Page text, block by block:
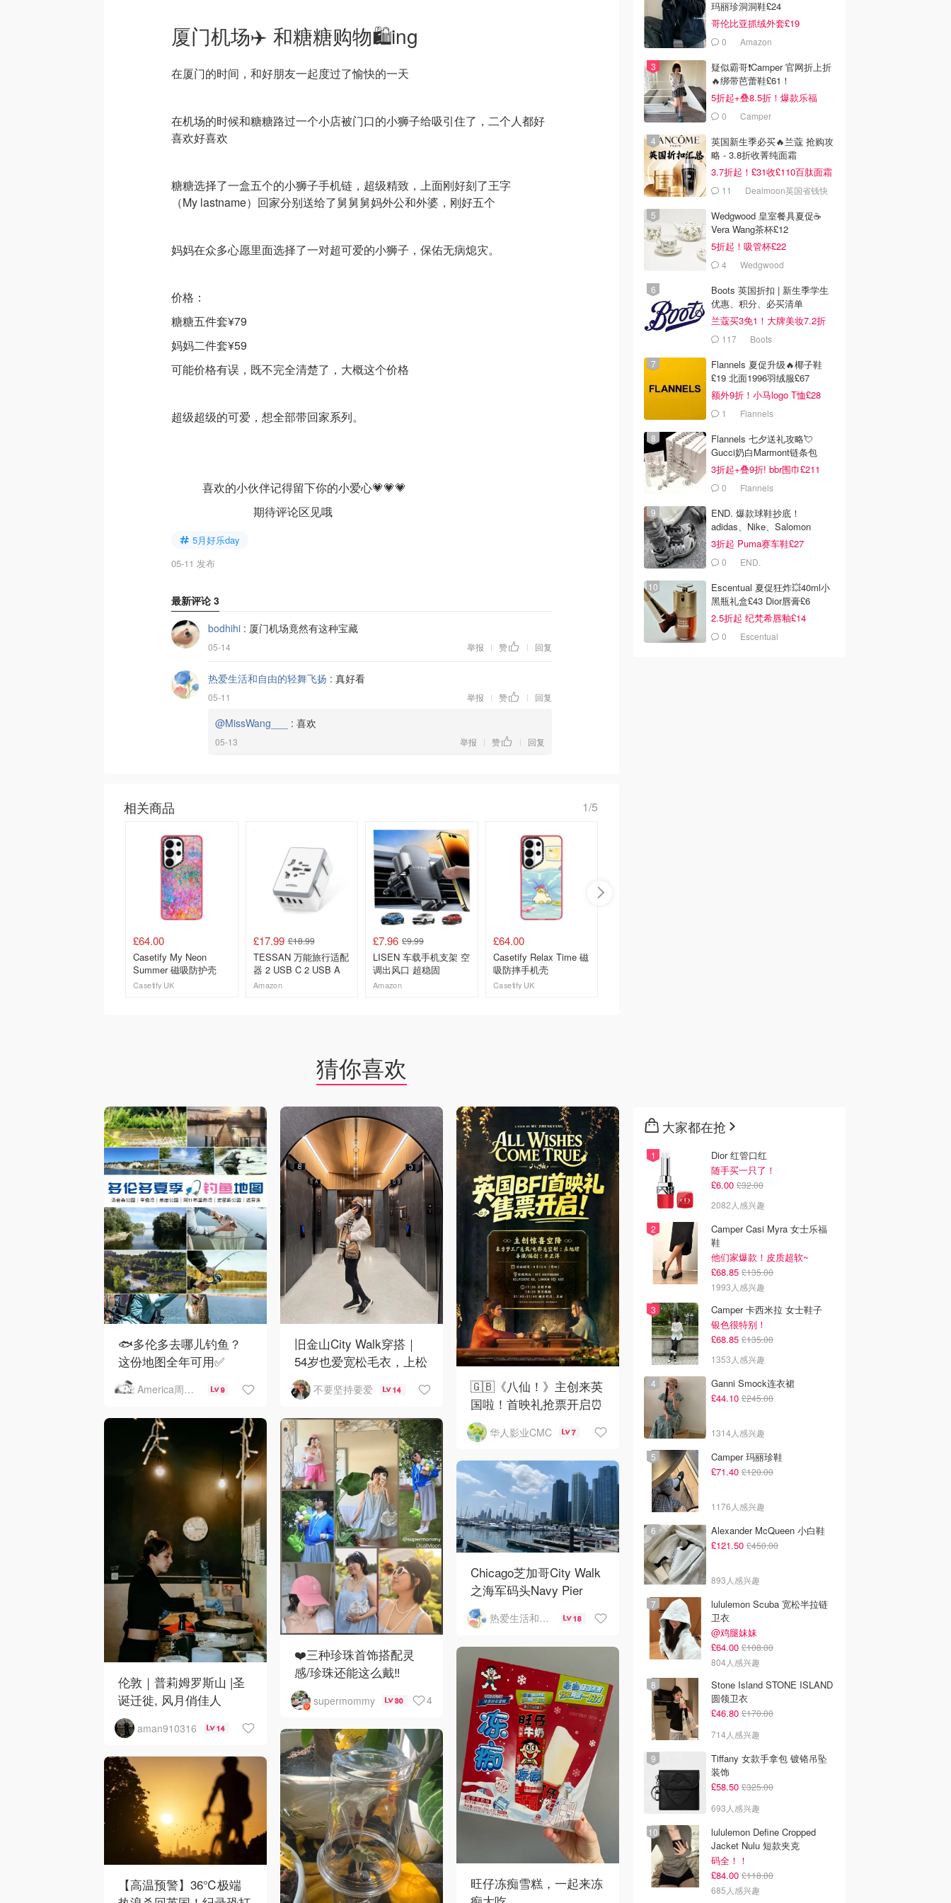
厦门机场✈️ 和糖糖购物🛍️ing
在厦门的时间，和好朋友一起度过了愉快的一天
在机场的时候和糖糖路过一个小店被门口的小狮子给吸引住了，二个人都好
喜欢好喜欢
糖糖选择了一盒五个的小狮子手机链，超级精致，上面刚好刻了王字
（My lastname）回家分别送给了舅舅舅妈外公和外婆，刚好五个
妈妈在众多心愿里面选择了一对超可爱的小狮子，保佑无病熄灾。
价格：
糖糖五件套¥79
妈妈二件套¥59
可能价格有误，既不完全清楚了，大概这个价格
超级超级的可爱，想全部带回家系列。
喜欢的小伙伴记得留下你的小爱心💗💗💗
期待评论区见哦
5月好乐day
05-11 发布
最新评论 3
bodhihi : 厦门机场竟然有这种宝藏
05-14 举报 | 赞 | 回复
热爱生活和自由的轻舞飞扬 : 真好看
05-11 举报 | 赞 | 回复
@MissWang___ : 喜欢
05-13 举报 | 赞 | 回复
相关商品 1/5
£64.00
Casetify My Neon
Summer 磁吸防护壳
Casetify UK
£17.99 £18.99
TESSAN 万能旅行适配
器 2 USB C 2 USB A
Amazon
£7.96 £9.99
LISEN 车载手机支架 空
调出风口 超稳固
Amazon
£64.00
Casetify Relax Time 磁
吸防摔手机壳
Casetify UK
猜你喜欢
🐟多伦多去哪儿钓鱼？
这份地图全年可用✅
America周末快讯 9
旧金山City Walk穿搭｜
54岁也爱宽松毛衣，上松
下紧真的很救比例
不要坚持要爱 14
🇬🇧《八仙！》主创来英
国啦！首映礼抢票开启⏰
华人影业CMC 7
伦敦｜普莉姆罗斯山 |圣
诞迁徙, 风月俏佳人
aman910316 14
❤️三种珍珠首饰搭配灵
感/珍珠还能这么戴‼️
supermommy 30 4
Chicago芝加哥City Walk
之海军码头Navy Pier
热爱生活和自由的轻舞飞扬 18
旺仔冻痴雪糕，一起来冻
【高温预警】36℃极端
玛丽珍洞洞鞋£24
哥伦比亚抓绒外套£19
0 Amazon
疑似霸哥❗️Camper 官网折上折
🔥绑带芭蕾鞋£61！
5折起+叠8.5折！爆款乐福
£68！
0 Camper
英国新生季必买🔥兰蔻 抢购攻
略 - 3.8折收菁纯面霜
3.7折起！£31收£110百肽面霜
套装
11
Dealmoon英国省钱快
Wedgwood 皇室餐具夏促☕️
Vera Wang茶杯£12
5折起！吸管杯£22
4 Wedgwood
Boots 英国折扣 | 新生季学生
优惠、积分、必买清单
兰蔻买3免1！大牌美妆7.2折
117 Boots
Flannels 夏促升级🔥椰子鞋
£19 北面1996羽绒服£67
额外9折！小马logo T恤£28
1 Flannels
Flannels 七夕送礼攻略💘
Gucci奶白Marmont链条包
£719
3折起+叠9折! bbr围巾£211
0 Flannels
END. 爆款球鞋抄底！
adidas、Nike、Salomon
3折起 Puma赛车鞋£27
0 END.
Escentual 夏促狂炸💥40ml小
黑瓶礼盒£43 Dior唇膏£6
2.5折起 纪梵希唇釉£14
0 Escentual
大家都在抢
Dior 红管口红
随手买一只了！
£6.00 £32.00
2082人感兴趣
Camper Casi Myra 女士乐福
鞋
他们家爆款！皮质超软~
£68.85 £135.00
1993人感兴趣
Camper 卡西米拉 女士鞋子
银色很特别！
£68.85 £135.00
1353人感兴趣
Ganni Smock连衣裙
£44.10 £245.00
1314人感兴趣
Camper 玛丽珍鞋
£71.40 £120.00
1176人感兴趣
Alexander McQueen 小白鞋
£121.50 £450.00
893人感兴趣
lululemon Scuba 宽松半拉链
卫衣
@鸡腿妹妹
£64.00 £108.00
804人感兴趣
Stone Island STONE ISLAND
圆领卫衣
£46.80 £170.00
714人感兴趣
Tiffany 女款手拿包 镀铬吊坠
装饰
£58.50 £325.00
693人感兴趣
lululemon Define Cropped
Jacket Nulu 短款夹克
码全！！
£84.00 £118.00
685人感兴趣